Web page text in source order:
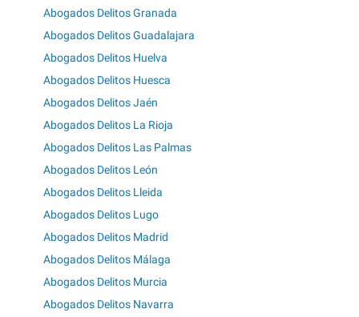
Abogados Delitos Granada
Abogados Delitos Guadalajara
Abogados Delitos Huelva
Abogados Delitos Huesca
Abogados Delitos Jaén
Abogados Delitos La Rioja
Abogados Delitos Las Palmas
Abogados Delitos León
Abogados Delitos Lleida
Abogados Delitos Lugo
Abogados Delitos Madrid
Abogados Delitos Málaga
Abogados Delitos Murcia
Abogados Delitos Navarra